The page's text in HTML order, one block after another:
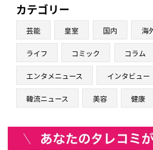
カテゴリー
芸能 皇室 国内 海
ライフ コミック コラム
エンタメニュース インタビュー
韓流ニュース 美容 健康